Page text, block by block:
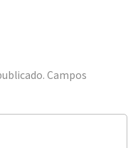
Campos